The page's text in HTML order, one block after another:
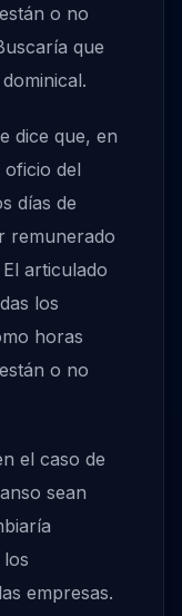
o no
que
dice que, en
del
días de
remunerado
articulado
los
horas
o no
el caso de
sean
empresas.